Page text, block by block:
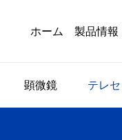
ホーム 製品情報
顕微鏡 テレ